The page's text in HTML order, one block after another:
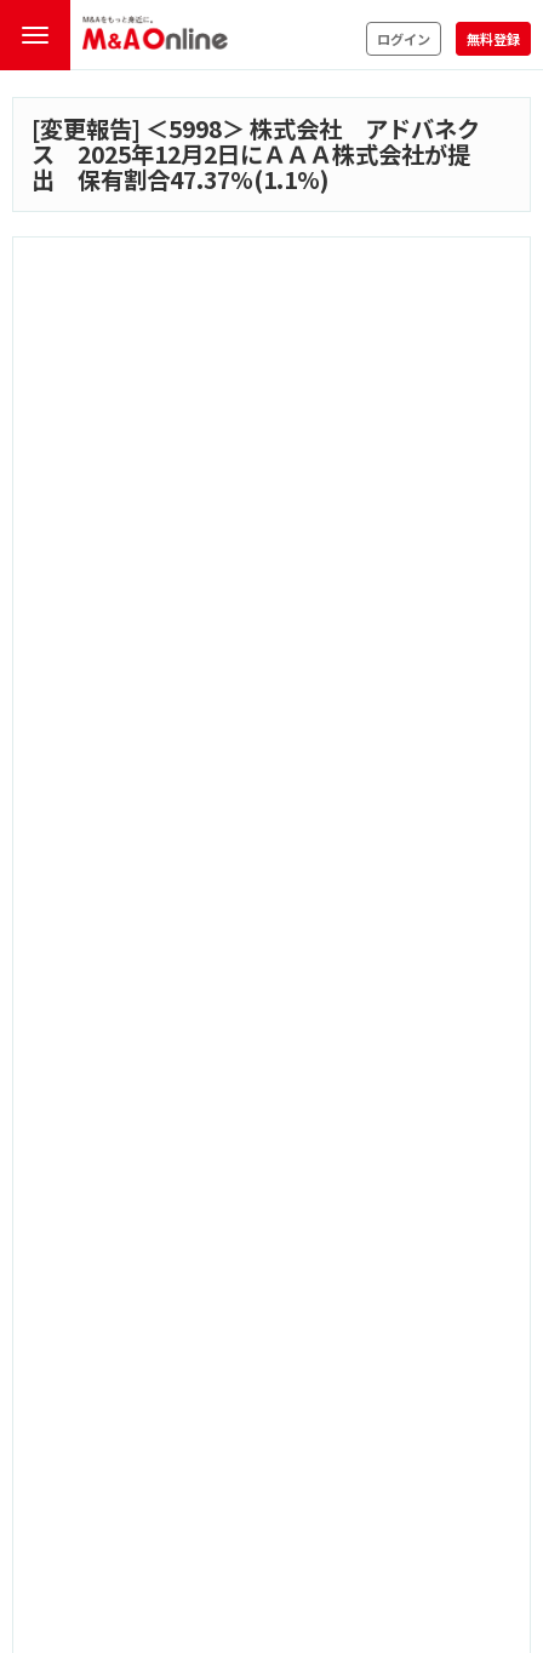
ログイン 無料登録
[変更報告] ＜5998＞ 株式会社 アドバネク
ス 2025年12月2日にＡＡＡ株式会社が提
出 保有割合47.37%(1.1%)